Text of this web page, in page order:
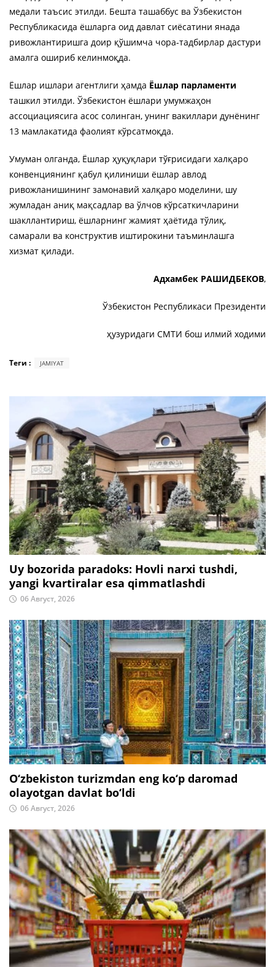
медали таъсис этилди. Бешта ташаббус ва Ўзбекистон
Республикасида ёшларга оид давлат сиёсатини янада
ривожлантиришга доир қўшимча чора-тадбирлар дастури
амалга ошириб келинмоқда.
Ёшлар ишлари агентлиги ҳамда Ёшлар парламенти
ташкил этилди. Ўзбекистон ёшлари умумжаҳон
ассоциациясига асос солинган, унинг вакиллари дунёнинг
13 мамлакатида фаолият кўрсатмоқда.
Умуман олганда, Ёшлар ҳуқуқлари тўғрисидаги халқаро
конвенциянинг қабул қилиниши ёшлар авлод
ривожланишининг замонавий халқаро моделини, шу
жумладан аниқ мақсадлар ва ўлчов кўрсаткичларини
шакллантириш, ёшларнинг жамият ҳаётида тўлиқ,
самарали ва конструктив иштирокини таъминлашга
хизмат қилади.
Адхамбек РАШИДБЕКОВ,
Ўзбекистон Республикаси Президенти
ҳузуридаги СМТИ бош илмий ходими
Теги : JAMIYAT
Uy bozorida paradoks: Hovli narxi tushdi,
yangi kvartiralar esa qimmatlashdi
06 Август, 2026
O‘zbekiston turizmdan eng ko‘p daromad
olayotgan davlat bo‘ldi
06 Август, 2026